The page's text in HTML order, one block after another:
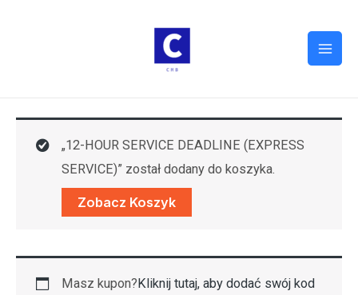
Zobacz Koszyk
„12-HOUR SERVICE DEADLINE (EXPRESS
SERVICE)” został dodany do koszyka.
Masz kupon?Kliknij tutaj, aby dodać swój kod